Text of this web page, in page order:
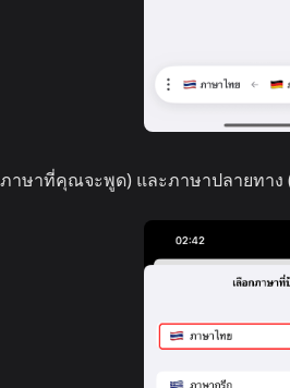
าษาที่คุณจะพูด) และภาษาปลายทา